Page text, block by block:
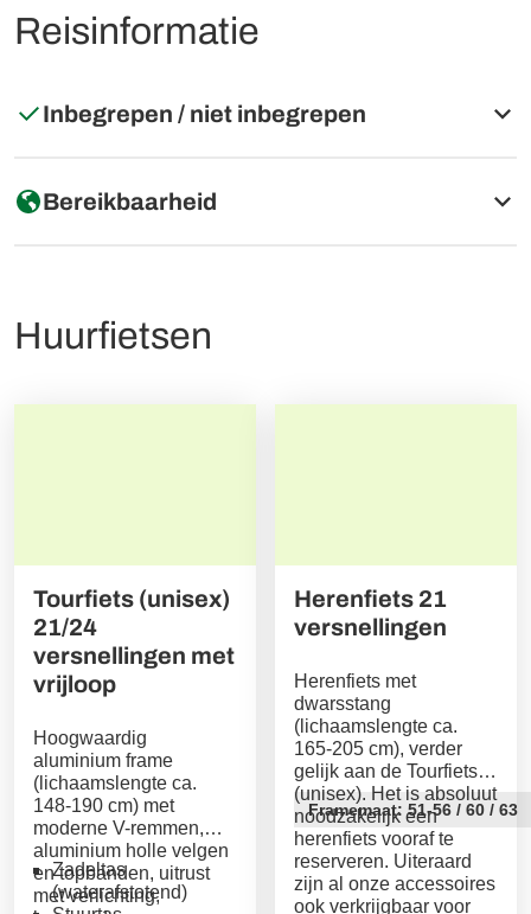
Reisinformatie
Inbegrepen / niet inbegrepen
Inbegrepen
Digitaal routeboek (Nederlands met routekaarten,
routebeschrijving)
Service-Hotline
Toeslag voor een gedrukt routeboek: €20 per kamer
Bereikbaarheid
Vliegtuig: Luchthaven Salzburg
Trein: Station Salzburg
Huurfietsen
Tourfiets (unisex)
21/24
versnellingen met
vrijloop
Hoogwaardig
aluminium frame
(lichaamslengte ca.
148-190 cm) met
moderne V-remmen,
aluminium holle velgen
en topbanden, uitrust
met verlichting,
Zadeltas
(waterafstotend)
Herenfiets 21
versnellingen
Herenfiets met
dwarsstang
(lichaamslengte ca.
165-205 cm), verder
gelijk aan de Tourfiets
(unisex). Het is absoluut
noodzakelijk een
herenfiets vooraf te
reserveren. Uiteraard
zijn al onze accessoires
ook verkrijgbaar voor
Framemaat: 51-56 / 60 / 63